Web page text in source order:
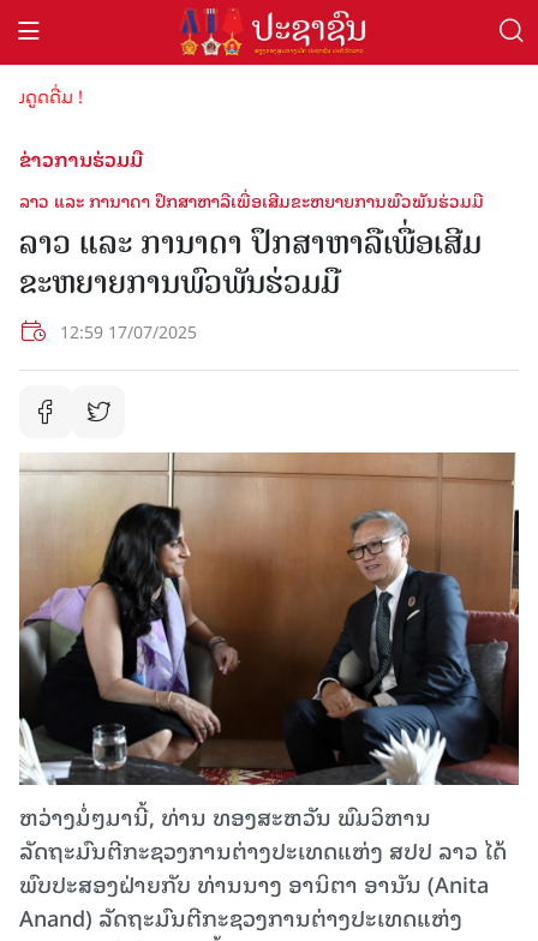
ດດື່ມ !
ຂ່າວການຮ່ວມມື
ລາວ ແລະ ການາດາ ປຶກສາຫາລືເພື່ອເສີມຂະຫຍາຍການພົວພັນຮ່ວມມື
ລາວ ແລະ ການາດາ ປຶກສາຫາລືເພື່ອເສີມ
ຂະຫຍາຍການພົວພັນຮ່ວມມື
12:59 17/07/2025
ຫວ່າງມໍ່ໆມານີ້, ທ່ານ ທອງສະຫວັນ ພົມວິຫານ
ລັດຖະມົນຕີກະຊວງການຕ່າງປະເທດແຫ່ງ ສປປ ລາວ ໄດ້
ພົບປະສອງຝ່າຍກັບ ທ່ານນາງ ອານິຕາ ອານັນ (Anita
Anand) ລັດຖະມົນຕີກະຊວງການຕ່າງປະເທດແຫ່ງ